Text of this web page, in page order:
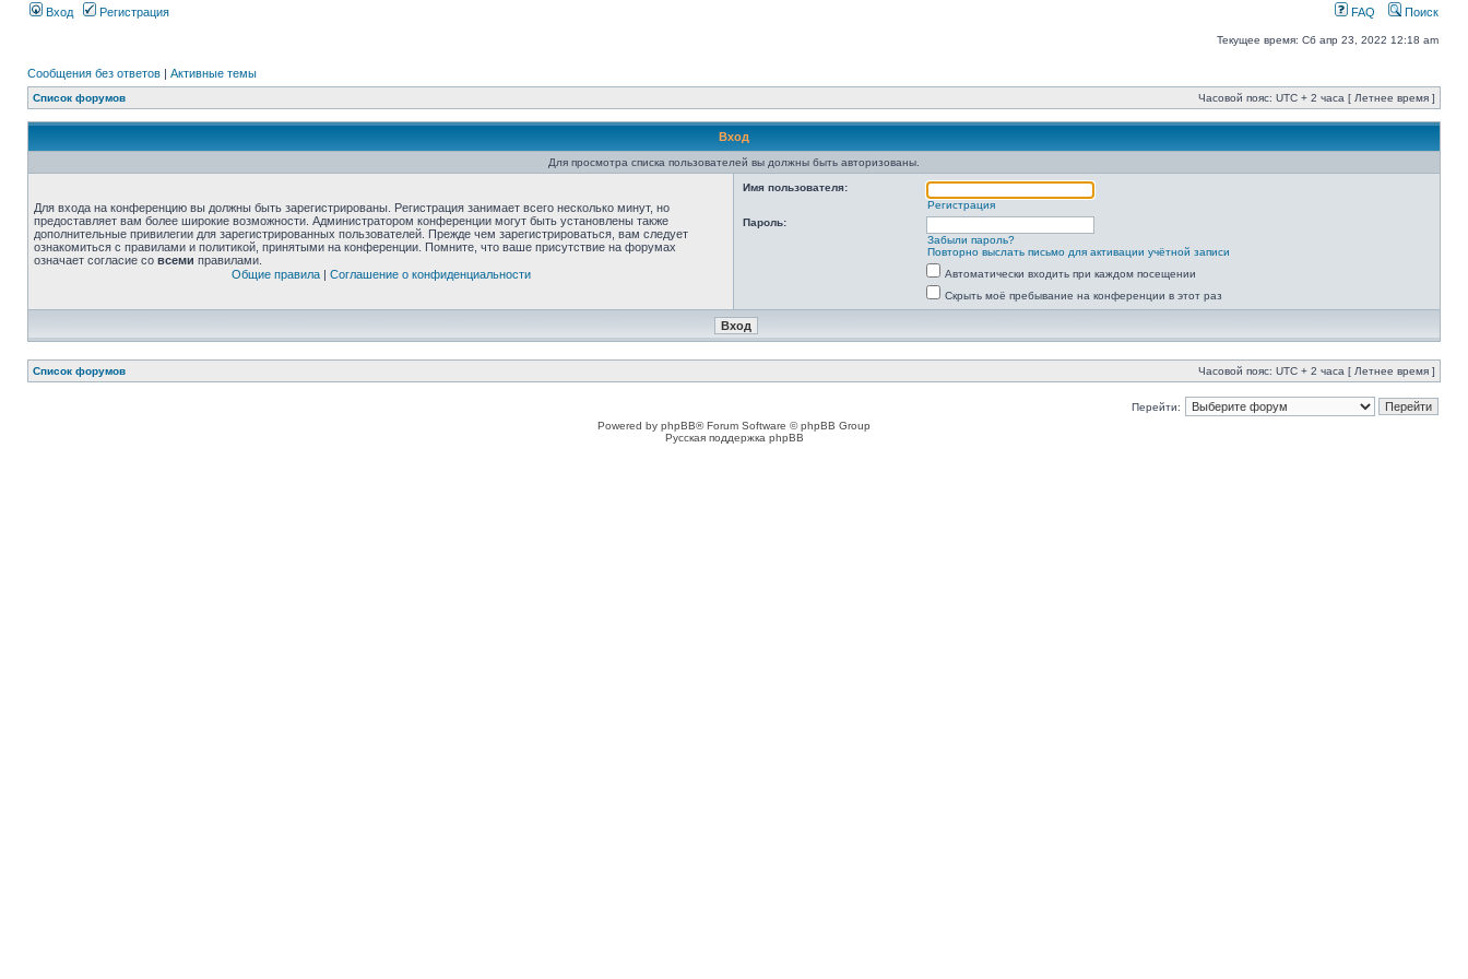
Вход Регистрация FAQ Поиск
Текущее время: Сб апр 23, 2022 12:18 am
Сообщения без ответов | Активные темы
Список форумов Часовой пояс: UTC + 2 часа [ Летнее время ]
Вход
Для просмотра списка пользователей вы должны быть авторизованы.
Для входа на конференцию вы должны быть зарегистрированы. Регистрация занимает всего несколько минут, но
предоставляет вам более широкие возможности. Администратором конференции могут быть установлены также
дополнительные привилегии для зарегистрированных пользователей. Прежде чем зарегистрироваться, вам следует
ознакомиться с правилами и политикой, принятыми на конференции. Помните, что ваше присутствие на форумах
означает согласие со всеми правилами.
Общие правила| Соглашение о конфиденциальности
Имя пользователя:
Регистрация
Пароль:
Забыли пароль?
Повторно выслать письмо для активации учётной записи
Автоматически входить при каждом посещении
Скрыть моё пребывание на конференции в этот раз
Список форумов Часовой пояс: UTC + 2 часа [ Летнее время ]
Перейти:
Powered by phpBB® Forum Software © phpBB Group
Русская поддержка phpBB